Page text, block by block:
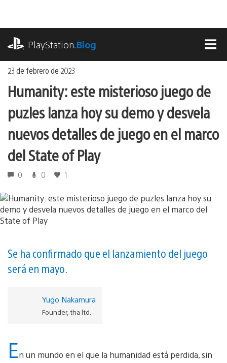
contenido
PlayStation.Blog
23 de febrero de 2023
Humanity: este misterioso juego de
puzles lanza hoy su demo y desvela
nuevos detalles de juego en el marco
del State of Play
0 0 1
Se ha confirmado que el lanzamiento del juego
será en mayo.
Yugo Nakamura
Founder, tha ltd.
En un mundo en el que la humanidad está perdida, sin